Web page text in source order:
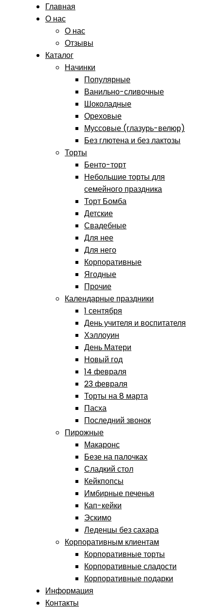
Главная
О нас
О нас
Отзывы
Каталог
Начинки
Популярные
Ванильно-сливочные
Шоколадные
Ореховые
Муссовые (глазурь-велюр)
Без глютена и без лактозы
Торты
Бенто-торт
Небольшие торты для
семейного праздника
Торт Бомба
Детские
Свадебные
Для нее
Для него
Корпоративные
Ягодные
Прочие
Календарные праздники
1 сентября
День учителя и воспитателя
Хэллоуин
День Матери
Новый год
14 февраля
23 февраля
Торты на 8 марта
Пасха
Последний звонок
Пирожные
Макаронс
Безе на палочках
Сладкий стол
Кейкпопсы
Имбирные печенья
Кап-кейки
Эскимо
Леденцы без сахара
Корпоративным клиентам
Корпоративные торты
Корпоративные сладости
Корпоративные подарки
Информация
Контакты